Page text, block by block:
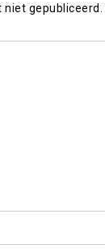
gepubliceerd.